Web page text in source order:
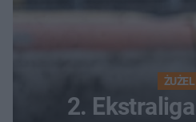
ŻUŻEL
2.